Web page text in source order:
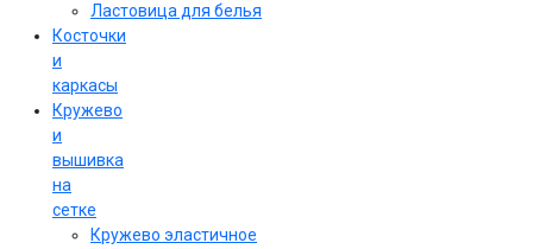
Ластовица для белья
Косточки
и
каркасы
Кружево
и
вышивка
на
сетке
Кружево эластичное